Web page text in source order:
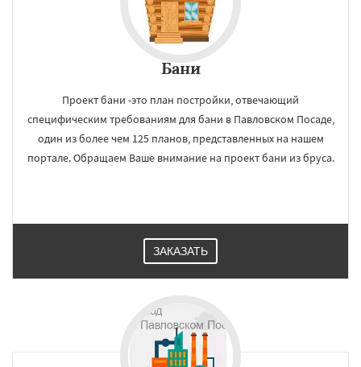
Бани
Проект бани -это план постройки, отвечающий
специфическим требованиям для бани в Павловском Посаде,
один из более чем 125 планов, представленных на нашем
портале. Обращаем Ваше внимание на проект бани из бруса.
ЗАКАЗАТЬ